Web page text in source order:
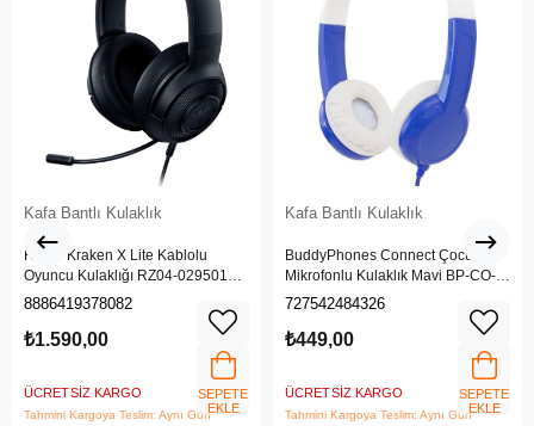
Kafa Bantlı Kulaklık
Razer Kraken X Lite Kablolu
Oyuncu Kulaklığı RZ04-02950100-
R381
8886419378082
₺1.590,00
ÜCRETSIZ KARGO
Tahmini Kargoya Teslim: Aynı Gün
SEPETE
EKLE
Kafa Bantlı Kulaklık
BuddyPhones Connect Çocuk
Mikrofonlu Kulaklık Mavi BP-CO-
BLUE-01-K
727542484326
₺449,00
ÜCRETSIZ KARGO
Tahmini Kargoya Teslim: Aynı Gün
SEPETE
EKLE